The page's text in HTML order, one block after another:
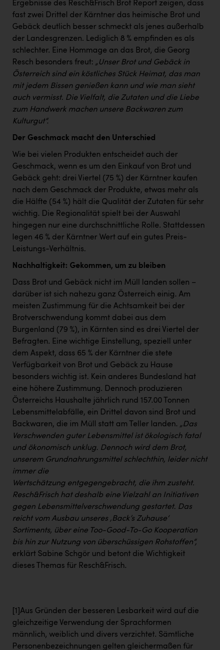
Ergebnisse des Resch&Frisch Brot Report zeigen, dass
fast zwei Drittel der Kärntner das heimische Brot und
Gebäck deutlich besser schmeckt als jenes außerhalb
der Landesgrenzen. Lediglich 8 % empfinden es als
schlechter. Eine Hommage an das Brot, die Georg
Resch besonders freut: „Unser Brot und Gebäck in
Österreich sind ein köstliches Stück Heimat, das man
mit jedem Bissen genießen kann und wie man sieht
auch vermisst. Die Vielfalt, die Zutaten und die Liebe
zum Handwerk machen unsere Backwaren zum
Kulturgut“.
Der Geschmack macht den Unterschied
Wie bei vielen Produkten entscheidet auch der
Geschmack, wenn es um den Einkauf von Brot und
Gebäck geht: drei Viertel (75 %) der Kärntner kaufen
nach dem Geschmack der Produkte, etwas mehr als
die Hälfte (54 %) hält die Qualität der Zutaten für sehr
wichtig. Die Regionalität spielt bei der Auswahl
hingegen nur eine durchschnittliche Rolle. Stattdessen
legen 46 % der Kärntner Wert auf ein gutes Preis-
Leistungs-Verhältnis.
Nachhaltigkeit: Gekommen, um zu bleiben
Dass Brot und Gebäck nicht im Müll landen sollen –
darüber ist sich nahezu ganz Österreich einig. Am
meisten Zustimmung für die Achtsamkeit bei der
Brotverschwendung kommt dabei aus dem
Burgenland (79 %), in Kärnten sind es drei Viertel der
Befragten. Eine wichtige Einstellung, speziell unter
dem Aspekt, dass 65 % der Kärntner die stete
Verfügbarkeit von Brot und Gebäck zu Hause
besonders wichtig ist. Kein anderes Bundesland hat
eine höhere Zustimmung. Dennoch produzieren
Österreichs Haushalte jährlich rund 157.00 Tonnen
Lebensmittelabfälle, ein Drittel davon sind Brot und
Backwaren, die im Müll statt am Teller landen. „Das
Verschwenden guter Lebensmittel ist ökologisch fatal
und ökonomisch unklug. Dennoch wird dem Brot,
unserem Grundnahrungsmittel schlechthin, leider nicht
immer die
Wertschätzung entgegengebracht, die ihm zusteht.
Resch&Frisch hat deshalb eine Vielzahl an Initiativen
gegen Lebensmittelverschwendung gestartet. Das
reicht vom Ausbau unseres ‚Back’s Zuhause‘
Sortiments, über eine Too-Good-To-Go Kooperation
bis hin zur Nutzung von überschüssigen Rohstoffen“,
erklärt Sabine Schgör und betont die Wichtigkeit
dieses Themas für Resch&Frisch.
1] Aus Gründen der besseren Lesbarkeit wird auf die
gleichzeitige Verwendung der Sprachformen
männlich, weiblich und divers verzichtet. Sämtliche
Personenbezeichnungen gelten gleichermaßen für